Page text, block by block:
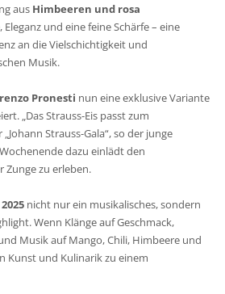
aus Himbeeren und rosa
und eine feine Schärfe – eine
an die Vielschichtigkeit und
Musik.
Pronesti nun eine exklusive Variante
„Das Strauss-Eis passt zum
Strauss-Gala“, so der junge
dazu einlädt den
Zunge zu erleben.
nicht nur ein musikalisches, sondern
Wenn Klänge auf Geschmack,
Musik auf Mango, Chili, Himbeere und
Kunst und Kulinarik zu einem